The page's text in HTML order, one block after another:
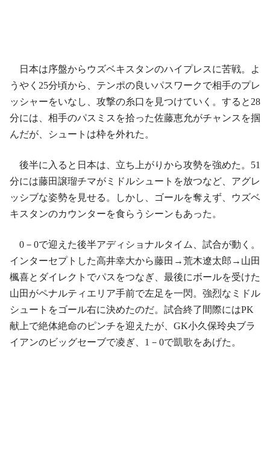
日本は序盤からウズベキスタンのハイプレスに苦戦。よ
うやく25分頃から、テンポの良いパスワークで相手のプレ
ッシャーをいなし、攻撃の糸口を見つけていく。すると28
分には、相手のパスミスを拾った佐藤恵允がチャンスを掴
んだが、シュートは枠を外れた。
後半に入ると日本は、立ち上がりから攻勢を強めた。51
分には藤田譲瑠チマがミドルシュートを放つなど、アグレ
ッシブな姿勢を見せる。しかし、ゴールを奪えず、ウズベ
キスタンのカウンターを食らうシーンもあった。
0－0で迎えた後半アディショナルタイム、試合が動く。
インターセプトした高井幸大から藤田→荒木遼太郎→山田
楓喜とダイレクトでパスをつなぎ、最後にボールを受けた
山田がペナルティエリア手前で左足を一閃。強烈なミドル
シュートをゴール右に決めたのだ。試合終了間際にはPK
献上で絶体絶命のピンチを迎えたが、GK小久保玲央ブラ
イアンのビッグセーブで凌ぎ、1－0で凱歌をあげた。